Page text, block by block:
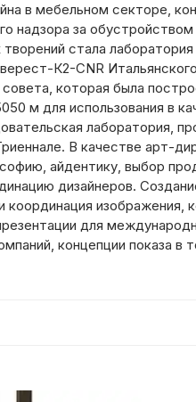
в мебельном секторе,
надзора за
творений стала
К2-CNR
которая была
м для использования в
лаборатория,
В качестве арт-
айдентику, выбор
дизайнеров.
координация изображения,
для
концепции показа в